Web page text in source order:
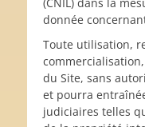
donnée
Toute utilisation,
du Site, sans
et pourra
judiciaires telles